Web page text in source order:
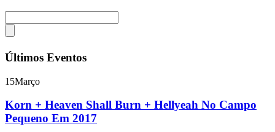
Últimos Eventos
15Março
Korn + Heaven Shall Burn + Hellyeah No Campo
Pequeno Em 2017